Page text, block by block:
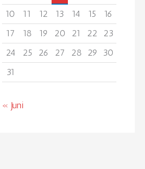
10
11 12 13 14 15
16
17
18 19 20 21 22
23
24
25 26 27 28 29
30
31
« Juni